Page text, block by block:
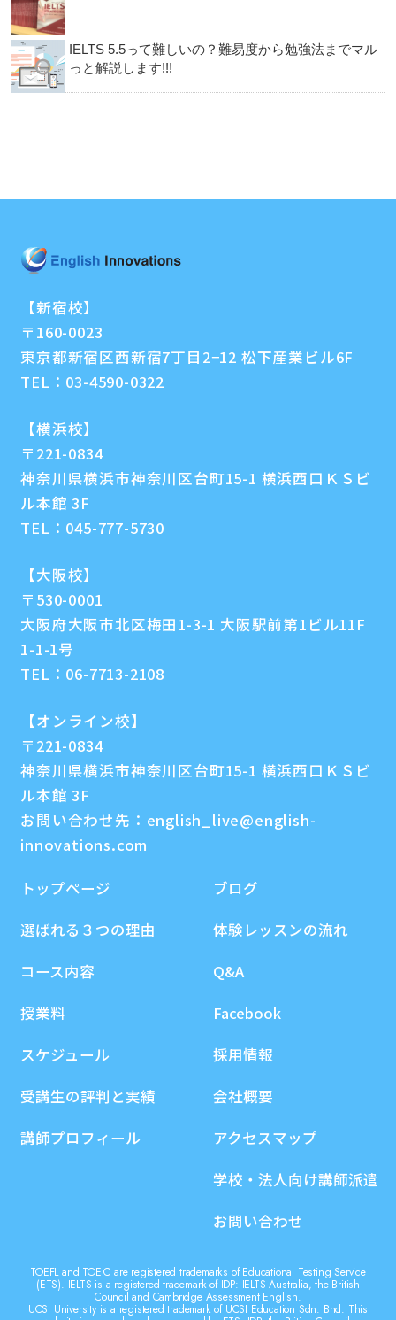
IELTS 5.5って難しいの？難易度から勉強法までマル
っと解説します!!!
【新宿校】
〒160-0023
東京都新宿区西新宿7丁目2−12 松下産業ビル6F
TEL： 03-4590-0322
【横浜校】
〒221-0834
神奈川県横浜市神奈川区台町15-1 横浜西口ＫＳビ
ル本館 3F
TEL： 045-777-5730
【大阪校】
〒530-0001
大阪府大阪市北区梅田1-3-1 大阪駅前第1ビル11F
1-1-1号
TEL： 06-7713-2108
【オンライン校】
〒221-0834
神奈川県横浜市神奈川区台町15-1 横浜西口ＫＳビ
ル本館 3F
お問い合わせ先： english_live@english-
innovations.com
トップページ
選ばれる３つの理由
コース内容
授業料
スケジュール
受講生の評判と実績
講師プロフィール
ブログ
体験レッスンの流れ
Q&A
Facebook
採用情報
会社概要
アクセスマップ
学校・法人向け講師派遣
お問い合わせ
TOEFL and TOEIC are registered trademarks of Educational Testing Service
(ETS). IELTS is a registered trademark of IDP: IELTS Australia, the British
Council and Cambridge Assessment English.
UCSI University is a registered trademark of UCSI Education Sdn. Bhd. This